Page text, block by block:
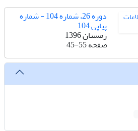
دوره 26، شماره 104 - شماره
پیاپی 104
زمستان 1396
صفحه45-55